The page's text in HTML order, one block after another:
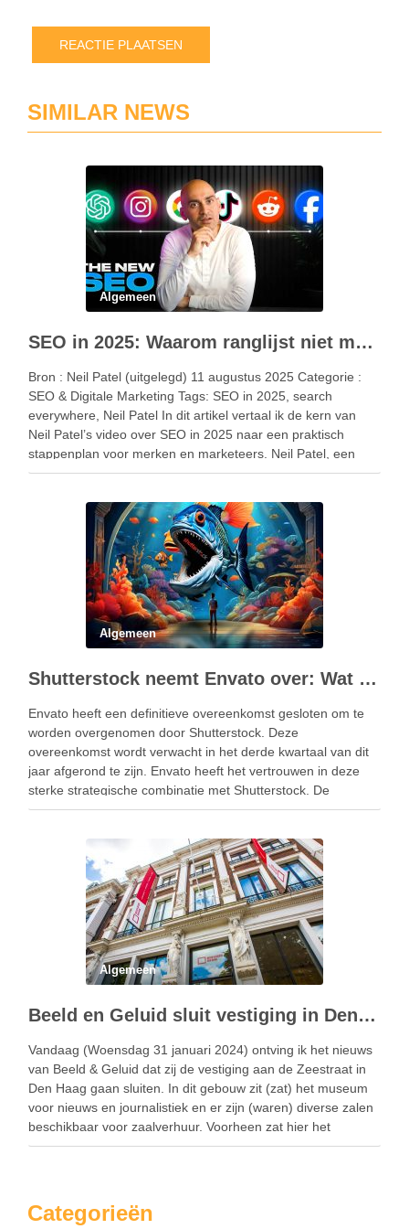
SIMILAR NEWS
Algemeen
SEO in 2025: Waarom ranglijst niet meer gelijk staat aan keuze
Bron : Neil Patel (uitgelegd) 11 augustus 2025 Categorie :
SEO & Digitale Marketing Tags: SEO in 2025, search
everywhere, Neil Patel In dit artikel vertaal ik de kern van
Neil Patel’s video over SEO in 2025 naar een praktisch
stappenplan voor merken en marketeers. Neil Patel, een
belangrijke expert …
Algemeen
Shutterstock neemt Envato over: Wat betekent dit voor Creatieven?
Envato heeft een definitieve overeenkomst gesloten om te
worden overgenomen door Shutterstock. Deze
overeenkomst wordt verwacht in het derde kwartaal van dit
jaar afgerond te zijn. Envato heeft het vertrouwen in deze
sterke strategische combinatie met Shutterstock. De
diensten en ondersteuning die klanten gewend zijn die zal
Algemeen
Beeld en Geluid sluit vestiging in Den Haag
Vandaag (Woensdag 31 januari 2024) ontving ik het nieuws
van Beeld & Geluid dat zij de vestiging aan de Zeestraat in
Den Haag gaan sluiten. In dit gebouw zit (zat) het museum
voor nieuws en journalistiek en er zijn (waren) diverse zalen
beschikbaar voor zaalverhuur. Voorheen zat hier het
Museum …
Categorieën